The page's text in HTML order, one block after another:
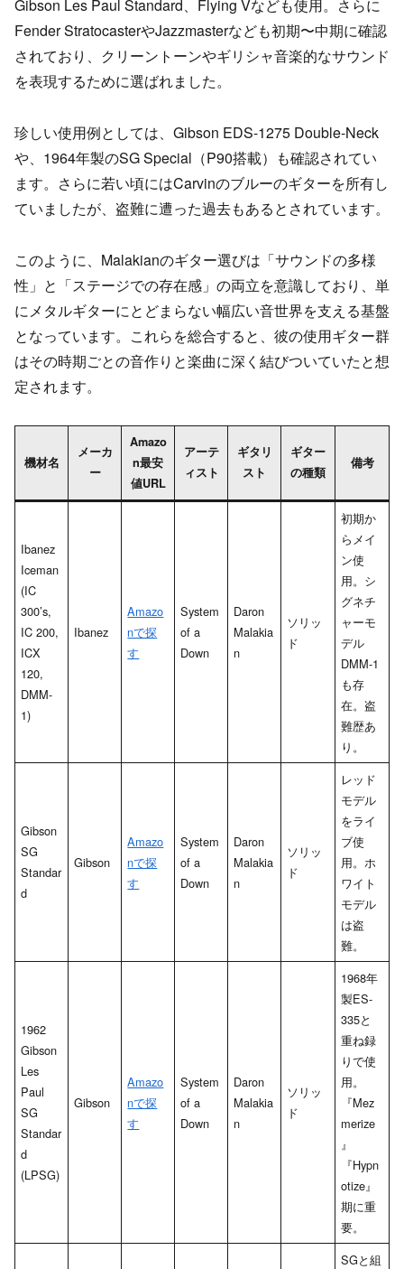
Gibson Les Paul Standard、Flying Vなども使用。さらに
Fender StratocasterやJazzmasterなども初期〜中期に確認
されており、クリーントーンやギリシャ音楽的なサウンド
を表現するために選ばれました。
珍しい使用例としては、Gibson EDS-1275 Double-Neck
や、1964年製のSG Special（P90搭載）も確認されてい
ます。さらに若い頃にはCarvinのブルーのギターを所有し
ていましたが、盗難に遭った過去もあるとされています。
このように、Malakianのギター選びは「サウンドの多様
性」と「ステージでの存在感」の両立を意識しており、単
にメタルギターにとどまらない幅広い音世界を支える基盤
となっています。これらを総合すると、彼の使用ギター群
はその時期ごとの音作りと楽曲に深く結びついていたと想
定されます。
機材名
メーカ
ー
Amazo
n最安
値URL
アーテ
ィスト
ギタリ
スト
ギター
の種類
備考
Ibanez
Iceman
(IC
300’s,
IC 200,
ICX
120,
DMM-
1)
Ibanez
Amazo
nで探
す
System
of a
Down
Daron
Malakia
n
ソリッ
ド
初期か
らメイ
ン使
用。シ
グネチ
ャーモ
デル
DMM-1
も存
在。盗
難歴あ
り。
Gibson
SG
Standar
d
Gibson
Amazo
nで探
す
System
of a
Down
Daron
Malakia
n
ソリッ
ド
レッド
モデル
をライ
ブ使
用。ホ
ワイト
モデル
は盗
難。
1962
Gibson
Les
Paul
SG
Standar
d
(LPSG)
Gibson
Amazo
nで探
す
System
of a
Down
Daron
Malakia
n
ソリッ
ド
1968年
製ES-
335と
重ね録
りで使
用。
『Mez
merize
』
『Hypn
otize』
期に重
要。
SGと組